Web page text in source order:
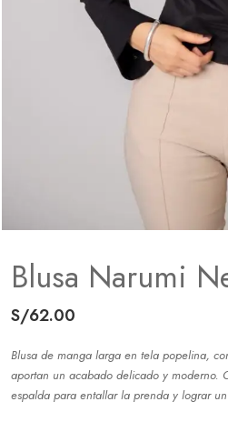
Blusa Narumi
S/62.00
Blusa de manga larga en tela popelina,
aportan un acabado delicado y moderno.
espalda para entallar la prenda y lograr